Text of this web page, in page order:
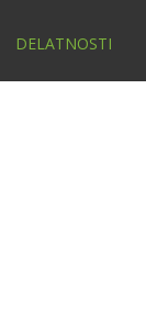
DELATNOSTI